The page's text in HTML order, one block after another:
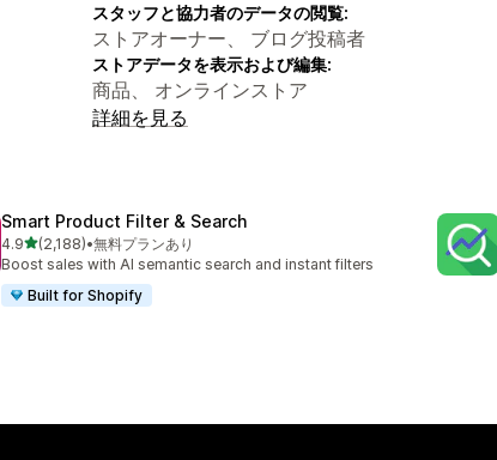
スタッフと協力者のデータの閲覧:
ストアオーナー、 ブログ投稿者
ストアデータを表示および編集:
商品、 オンラインストア
詳細を見る
Smart Product Filter & Search
4.95つ星中
(2,188)
合計レビュー数：2188件
•無料プランあり
Boost sales with AI semantic search and instant filters
Built for Shopify